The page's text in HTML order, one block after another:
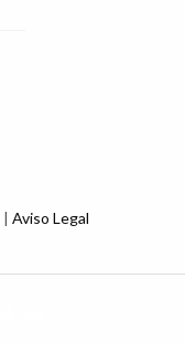
| Aviso Legal